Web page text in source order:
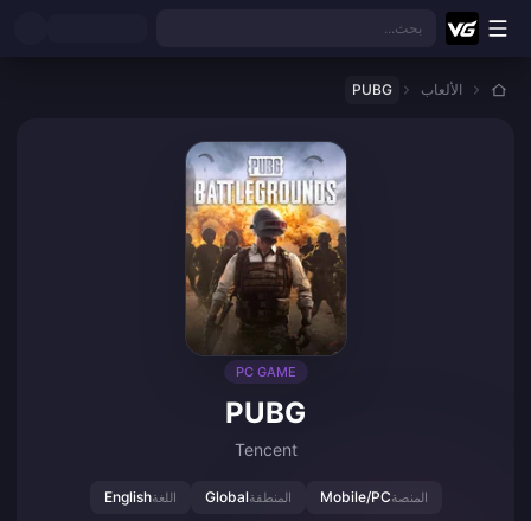
انتقل إلى المحتوى الرئيسي
بحث...
الألعاب PUBG
PC GAME
PUBG
Tencent
المنصةMobile/PC المنطقةGlobal اللغةEnglish